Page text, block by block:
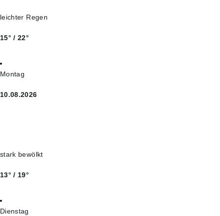
leichter Regen
15° / 22°
Montag
10.08.2026
stark bewölkt
13° / 19°
Dienstag